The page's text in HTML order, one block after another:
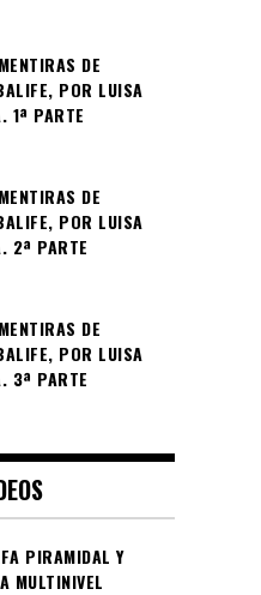
DE
POR LUISA
1ª PARTE
DE
POR LUISA
2ª PARTE
DE
POR LUISA
3ª PARTE
PIRAMIDAL Y
MULTINIVEL